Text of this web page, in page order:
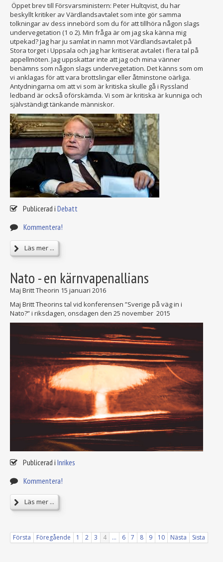
Öppet brev till Försvarsministern: Peter Hultqvist, du har
beskyllt kritiker av Värdlandsavtalet som inte gör samma
tolkningar av dess innebörd som du för att tillhöra någon slags
undervegetation (1 o 2). Min fråga är om jag ska känna mig
utpekad? Jag har ju samlat in namn mot Värdlandsavtalet på
Stora torget i Uppsala och jag har kritiserat avtalet i flera tal på
appellmöten. Jag uppskattar inte att jag och mina vänner
benämns som någon slags undervegetation. Det känns som om
vi anklagas för att vara brottslingar eller åtminstone oärliga.
Antydningarna om att vi som är kritiska skulle gå i Ryssland
ledband är också oförskämda. Vi som är kritiska är kunniga och
självständigt tänkande människor.
Publicerad i Debatt
Kommentera!
Läs mer ...
Nato - en kärnvapenallians
Maj Britt Theorin 15 januari 2016
Maj Britt Theorins tal vid konferensen ”Sverige på väg in i
Nato?” i riksdagen, onsdagen den 25 november 2015
Publicerad i Inrikes
Kommentera!
Läs mer ...
Första Föregående 1 2 3 4 ... 6 7 8 9 10 Nästa Sista